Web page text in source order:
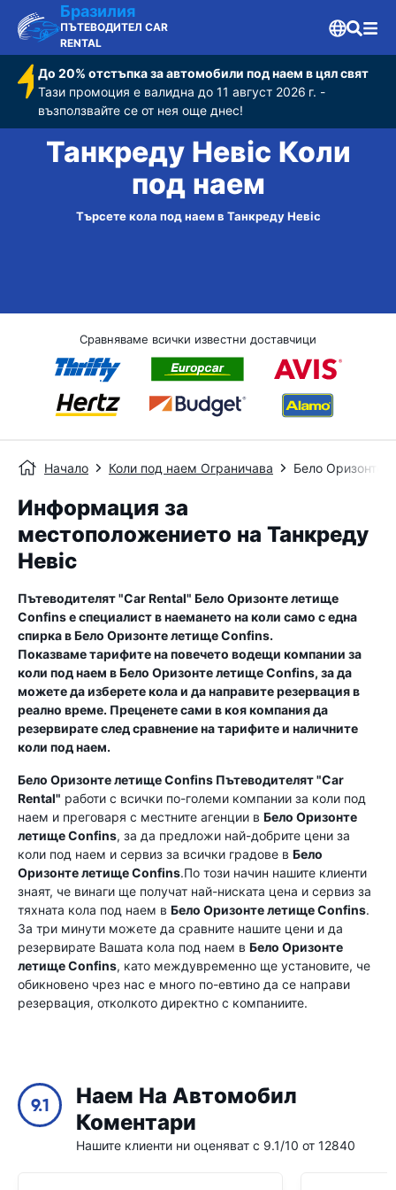
Бразилия
ПЪТЕВОДИТЕЛ CAR
RENTAL
До 20% отстъпка за автомобили под наем в цял свят
Тази промоция е валидна до 11 август 2026 г. -
възползвайте се от нея още днес!
Танкреду Невіс Коли
под наем
Търсете кола под наем в Танкреду Невіс
Сравняваме всички известни доставчици
Начало Коли под наем Ограничава Бело Оризонте
Информация за
местоположението на Танкреду
Невіс
Пътеводителят "Car Rental" Бело Оризонте летище
Confinsе специалист в наемането на коли само с една
спирка вБело Оризонте летище Confins.
Показваме тарифите на повечето водещи компании за
коли под наем вБело Оризонте летище Confins, за да
можете да изберете кола и да направите резервация в
реално време. Преценете сами в коя компания да
резервирате след сравнение на тарифите и наличните
коли под наем.
Бело Оризонте летище Confins Пътеводителят "Car
Rental" работи с всички по-големи компании за коли под
наем и преговаря с местните агенции в Бело Оризонте
летище Confins, за да предложи най-добрите цени за
коли под наем и сервиз за всички градове в Бело
Оризонте летище Confins.По този начин нашите клиенти
знаят, че винаги ще получат най-ниската цена и сервиз за
тяхната кола под наем в Бело Оризонте летище Confins.
За три минути можете да сравните нашите цени и да
резервирате Вашата кола под наем в Бело Оризонте
летище Confins, като междувременно ще установите, че
обикновено чрез нас е много по-евтино да се направи
резервация, отколкото директно с компаниите.
9.1
Наем На Автомобил
Коментари
Нашите клиенти ни оценяват с 9.1/10 от 12840